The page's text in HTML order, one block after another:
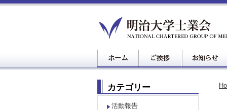
カテゴリー
活動報告